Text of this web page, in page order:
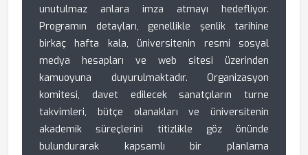
unutulmaz anlara imza atmayı hedefliyor.
Programın detayları, genellikle şenlik tarihine
birkaç hafta kala, üniversitenin resmi sosyal
medya hesapları ve web sitesi üzerinden
kamuoyuna duyurulmaktadır. Organizasyon
komitesi, davet edilecek sanatçıların turne
takvimleri, bütçe olanakları ve üniversitenin
akademik süreçlerini titizlikle göz önünde
bulundurarak kapsamlı bir planlama